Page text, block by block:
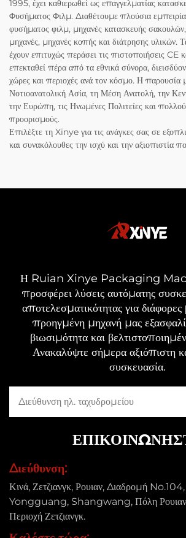
1995, έχει καθιερωθεί ως επαγγελματίας
Φυσήματος Φιλμ. Διαθέτουμε πλούσια
φυσήματος φιλμ, μηχανές κατασκευής
μηχανές, μηχανές κοπής και διάτρησης υλικών.
έχουν επιτυχώς περάσει τις πιστοποιήσεις CE
επεκταθεί πέρα από τα εθνικά σύνορα,
χώρες και περιοχές ανά τον κόσμο. Η παρουσία
Νοτιοανατολική Ασία, τη Μέση Ανατολή, την
την Ευρώπη, τις Ηνωμένες Πολιτείες και
προορισμούς.
Επιλέξτε τη Xinye για τις ανάγκες σας σε
και συνακόλουθες την ισχύ και την αξιοπιστία
Η Ruian Xinye Packaging
προσφέρει λύσεις αυτόματης
αποτελεσματικότητας για
προηγμένη μηχανή μας
βιωσιμότητα και
Ανακαλύψτε σήμερα αξιόπιστη
συσκευασία.
Διεύθυνση:
Κινά, Ζετζιανγκ, Ρουιαν, Διαδρομή
Yongguang, Shangwang, Πόλη
Περιοχή Ζετζιανγκ.